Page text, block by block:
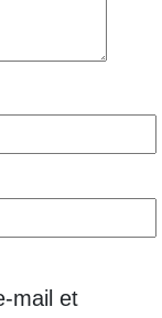
mail et